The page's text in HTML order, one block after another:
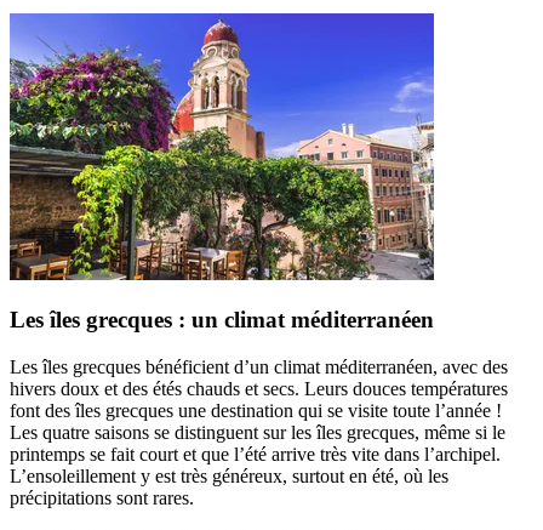
Les îles grecques : un climat méditerranéen
Les îles grecques bénéficient d’un climat méditerranéen, avec des
hivers doux et des étés chauds et secs. Leurs douces températures
font des îles grecques une destination qui se visite toute l’année !
Les quatre saisons se distinguent sur les îles grecques, même si le
printemps se fait court et que l’été arrive très vite dans l’archipel.
L’ensoleillement y est très généreux, surtout en été, où les
précipitations sont rares.